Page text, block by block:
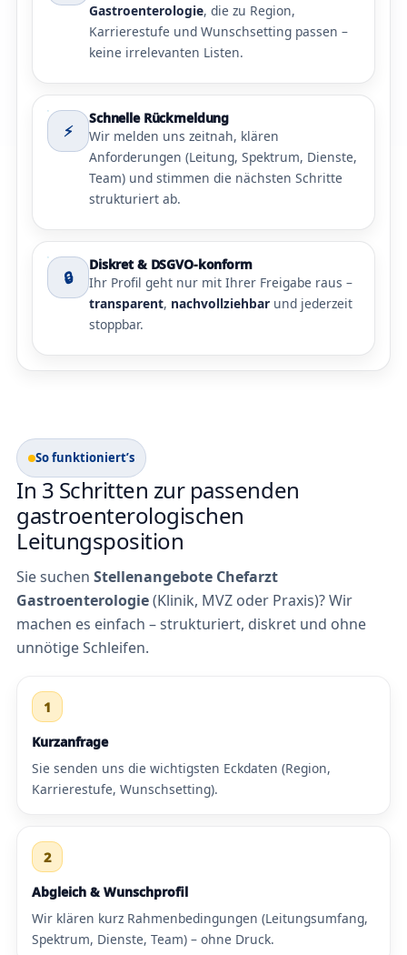
Gastroenterologie, die zu Region,
Karrierestufe und Wunschsetting passen –
keine irrelevanten Listen.
⚡
Schnelle Rückmeldung
Wir melden uns zeitnah, klären
Anforderungen (Leitung, Spektrum, Dienste,
Team) und stimmen die nächsten Schritte
strukturiert ab.
🔒
Diskret & DSGVO-konform
Ihr Profil geht nur mit Ihrer Freigabe raus –
transparent, nachvollziehbar und jederzeit
stoppbar.
So funktioniert’s
In 3 Schritten zur passenden
gastroenterologischen
Leitungsposition
Sie suchen Stellenangebote Chefarzt
Gastroenterologie(Klinik, MVZ oder Praxis)? Wir
machen es einfach – strukturiert, diskret und ohne
unnötige Schleifen.
1
Kurzanfrage
Sie senden uns die wichtigsten Eckdaten (Region,
Karrierestufe, Wunschsetting).
2
Abgleich & Wunschprofil
Wir klären kurz Rahmenbedingungen (Leitungsumfang,
Spektrum, Dienste, Team) – ohne Druck.